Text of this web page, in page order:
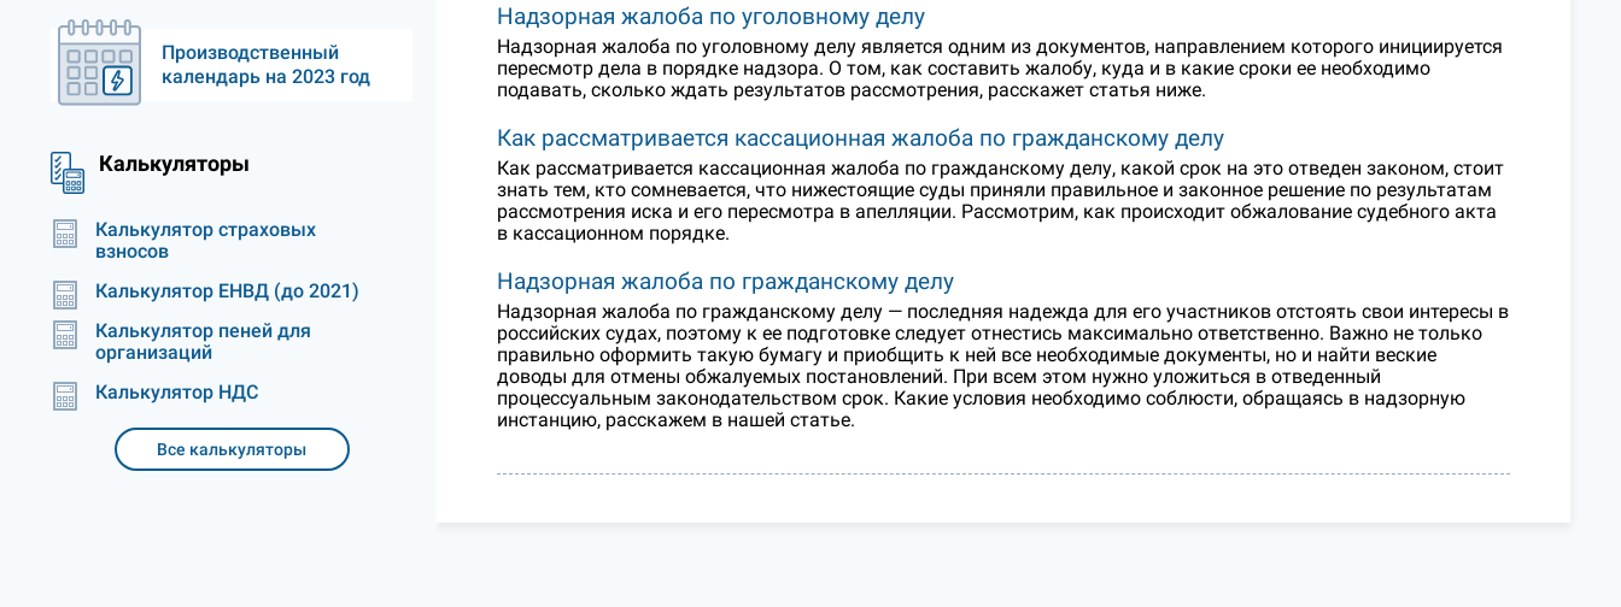
Производственный
календарь на 2023 год
Калькуляторы
Калькулятор страховых
взносов
Калькулятор ЕНВД (до 2021)
Калькулятор пеней для
организаций
Калькулятор НДС
Все калькуляторы
Надзорная жалоба по уголовному делу
Надзорная жалоба по уголовному делу является одним из документов, направлением которого инициируется
пересмотр дела в порядке надзора. О том, как составить жалобу, куда и в какие сроки ее необходимо
подавать, сколько ждать результатов рассмотрения, расскажет статья ниже.
Как рассматривается кассационная жалоба по гражданскому делу
Как рассматривается кассационная жалоба по гражданскому делу, какой срок на это отведен законом, стоит
знать тем, кто сомневается, что нижестоящие суды приняли правильное и законное решение по результатам
рассмотрения иска и его пересмотра в апелляции. Рассмотрим, как происходит обжалование судебного акта
в кассационном порядке.
Надзорная жалоба по гражданскому делу
Надзорная жалоба по гражданскому делу — последняя надежда для его участников отстоять свои интересы в
российских судах, поэтому к ее подготовке следует отнестись максимально ответственно. Важно не только
правильно оформить такую бумагу и приобщить к ней все необходимые документы, но и найти веские
доводы для отмены обжалуемых постановлений. При всем этом нужно уложиться в отведенный
процессуальным законодательством срок. Какие условия необходимо соблюсти, обращаясь в надзорную
инстанцию, расскажем в нашей статье.